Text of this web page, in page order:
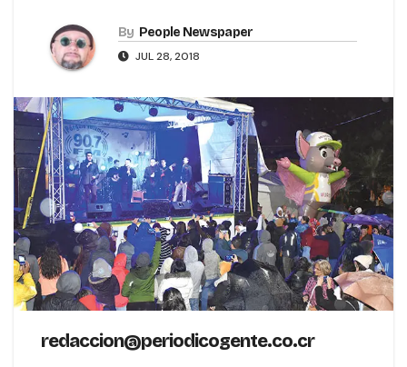
By People Newspaper
JUL 28, 2018
redaccion@periodicogente.co.cr